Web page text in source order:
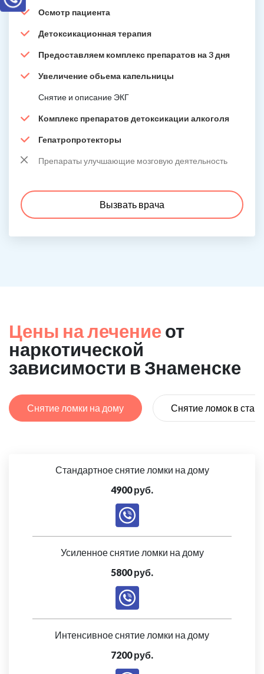
Осмотр пациента
Детоксикационная терапия
Предоставляем комплекс препаратов на 3 дня
Увеличение обьема капельницы
Снятие и описание ЭКГ
Комплекс препаратов детоксикации алкоголя
Гепатропротекторы
Препараты улучшающие мозговую деятельность
Вызвать врача
Цены на лечение от
наркотической
зависимости в Знаменске
Снятие ломки на дому Снятие ломок в
Стандартное снятие ломки на дому
4900 руб.
Усиленное снятие ломки на дому
5800 руб.
Интенсивное снятие ломки на дому
7200 руб.